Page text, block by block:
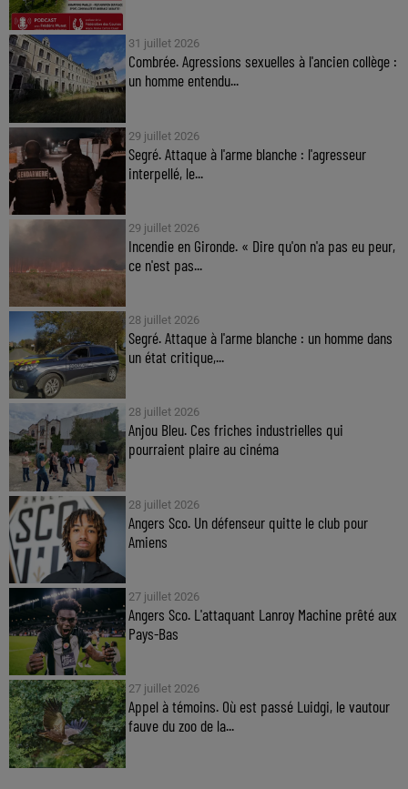
31 juillet 2026
Combrée. Agressions sexuelles à l'ancien collège :
un homme entendu...
29 juillet 2026
Segré. Attaque à l'arme blanche : l'agresseur
interpellé, le...
29 juillet 2026
Incendie en Gironde. « Dire qu'on n'a pas eu peur,
ce n'est pas...
28 juillet 2026
Segré. Attaque à l'arme blanche : un homme dans
un état critique,...
28 juillet 2026
Anjou Bleu. Ces friches industrielles qui
pourraient plaire au cinéma
28 juillet 2026
Angers Sco. Un défenseur quitte le club pour
Amiens
27 juillet 2026
Angers Sco. L'attaquant Lanroy Machine prêté aux
Pays-Bas
27 juillet 2026
Appel à témoins. Où est passé Luidgi, le vautour
fauve du zoo de la...